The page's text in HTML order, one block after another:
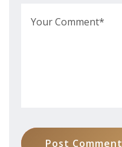
Post Comment